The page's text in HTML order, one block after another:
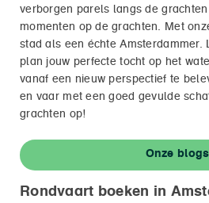
verborgen parels langs de
momenten op de grachten. Met
stad als een échte Amsterdammer.
plan jouw perfecte tocht op het
vanaf een nieuw perspectief te
en vaar met een goed gevulde
grachten op!
Onze blogs
Rondvaart boeken in